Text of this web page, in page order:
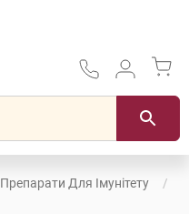
Препарати Для Імунітету